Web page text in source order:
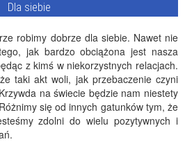
Dla siebie
robimy dobrze dla siebie. Nawet nie
jak bardzo obciążona jest nasza
z kimś w niekorzystnych relacjach.
taki akt woli, jak przebaczenie czyni
na świecie będzie nam niestety
się od innych gatunków tym, że
zdolni do wielu pozytywnych i